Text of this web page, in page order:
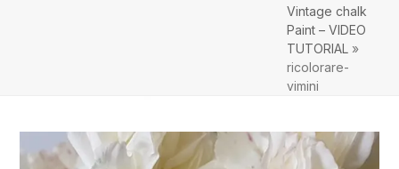
Vintage chalk
Paint – VIDEO
TUTORIAL »
ricolorare-
vimini